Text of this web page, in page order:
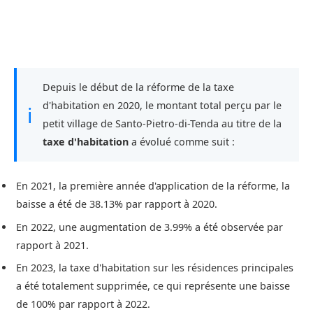
ℹ
Depuis le début de la réforme de la taxe
d'habitation en 2020, le montant total perçu par le
petit village de Santo-Pietro-di-Tenda au titre de la
taxe d'habitation a évolué comme suit :
En 2021, la première année d'application de la réforme, la
baisse a été de 38.13% par rapport à 2020.
En 2022, une augmentation de 3.99% a été observée par
rapport à 2021.
En 2023, la taxe d'habitation sur les résidences principales
a été totalement supprimée, ce qui représente une baisse
de 100% par rapport à 2022.